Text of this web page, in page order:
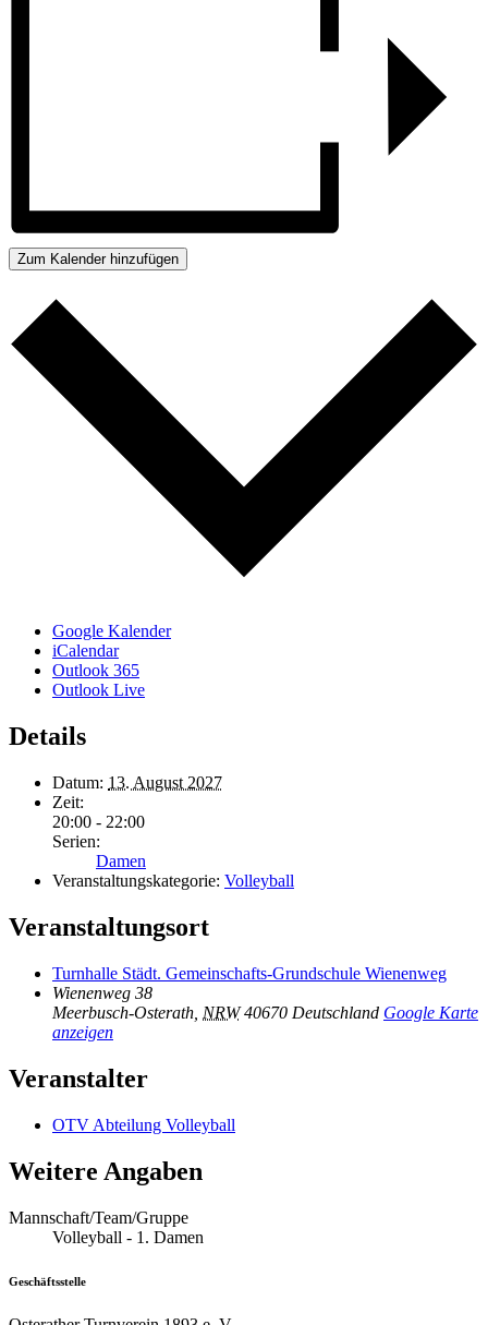
Zum Kalender hinzufügen
Google Kalender
iCalendar
Outlook 365
Outlook Live
Details
Datum: 13. August 2027
Zeit:
20:00 - 22:00
Serien:
Damen
Veranstaltungskategorie: Volleyball
Veranstaltungsort
Turnhalle Städt. Gemeinschafts-Grundschule Wienenweg
Wienenweg 38
Meerbusch-Osterath NRW 40670 Deutschland Google Karte
anzeigen
Veranstalter
OTV Abteilung Volleyball
Weitere Angaben
Mannschaft/Team/Gruppe
Volleyball - 1. Damen
Geschäftsstelle